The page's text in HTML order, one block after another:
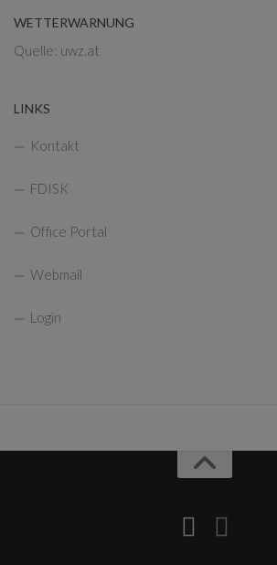
WETTERWARNUNG
Quelle: uwz.at
LINKS
Kontakt
FDISK
Office Portal
Webmail
Login